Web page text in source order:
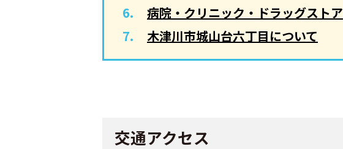
病院・クリニック・ドラッグストア
木津川市城山台六丁目について
交通アクセス